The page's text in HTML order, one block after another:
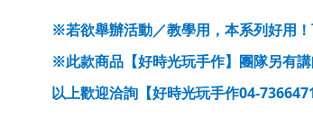
※若欲舉辦活動／教學用，本系列好用
※此款商品【好時光玩手作】團隊另有
以上歡迎洽詢【好時光玩手作04-